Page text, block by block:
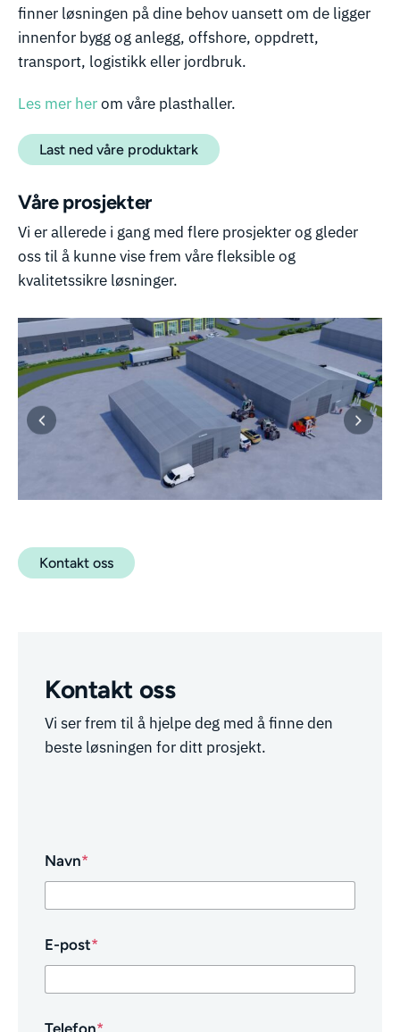
finner løsningen på dine behov uansett om de ligger
innenfor bygg og anlegg, offshore, oppdrett,
transport, logistikk eller jordbruk.
Les mer herom våre plasthaller.
Last ned våre produktark
Våre prosjekter
Vi er allerede i gang med flere prosjekter og gleder
oss til å kunne vise frem våre fleksible og
kvalitetssikre løsninger.
Kontakt oss
Kontakt oss
Vi ser frem til å hjelpe deg med å finne den
beste løsningen for ditt prosjekt.
Navn*
E-post*